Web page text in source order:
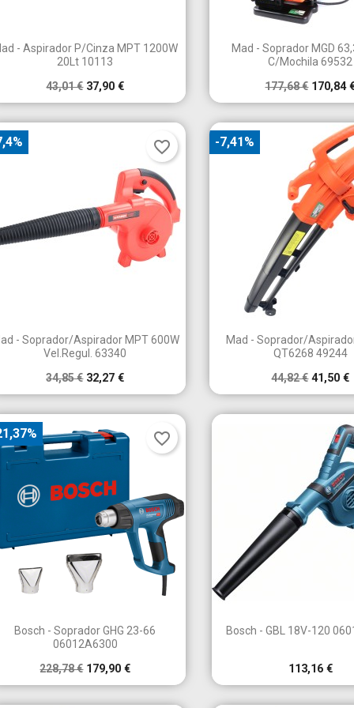
Vista rápida
- Aspirador P/Cinza MPT 1200W
20Lt 10113
43,01 € 37,90 €
Vista rápida
Mad - Soprador MGD
C/Mochila 69532
177,68 € 170,84
Vista rápida
- Soprador/Aspirador MPT 600W
Vel.Regul. 63340
34,85 € 32,27 €
favorite_border
Vista rápida
Mad - Soprador/
QT6268 49244
44,82 € 41,50 €
-7,41%
Vista rápida
Bosch - Soprador GHG 23-66
06012A6300
228,78 € 179,90 €
favorite_border
 Vista rápida
Bosch - GBL 18V-120
113,16 €